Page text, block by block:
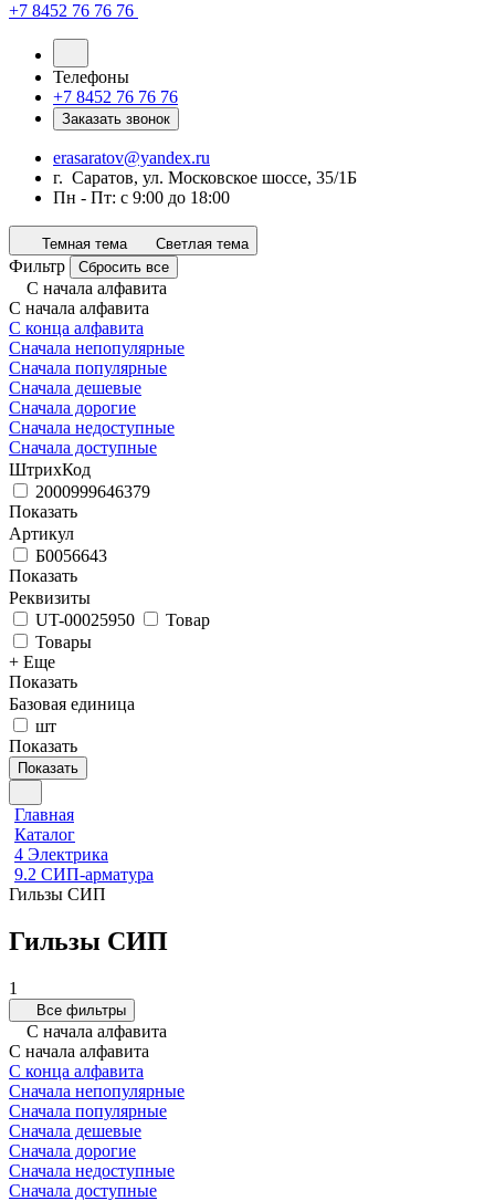
+7 8452 76 76 76
Телефоны
+7 8452 76 76 76
Заказать звонок
erasaratov@yandex.ru
г. Саратов, ул. Московское шоссе, 35/1Б
Пн - Пт: с 9:00 до 18:00
Темная тема Светлая тема
Фильтр Сбросить все
С начала алфавита
С начала алфавита
С конца алфавита
Сначала непопулярные
Сначала популярные
Сначала дешевые
Сначала дорогие
Сначала недоступные
Сначала доступные
ШтрихКод
2000999646379
Показать
Артикул
Б0056643
Показать
Реквизиты
UT-00025950
Товар
Товары
+ Еще
Показать
Базовая единица
шт
Показать
Показать
Главная
Каталог
4 Электрика
9.2 СИП-арматура
Гильзы СИП
Гильзы СИП
1
Все фильтры
С начала алфавита
С начала алфавита
С конца алфавита
Сначала непопулярные
Сначала популярные
Сначала дешевые
Сначала дорогие
Сначала недоступные
Сначала доступные